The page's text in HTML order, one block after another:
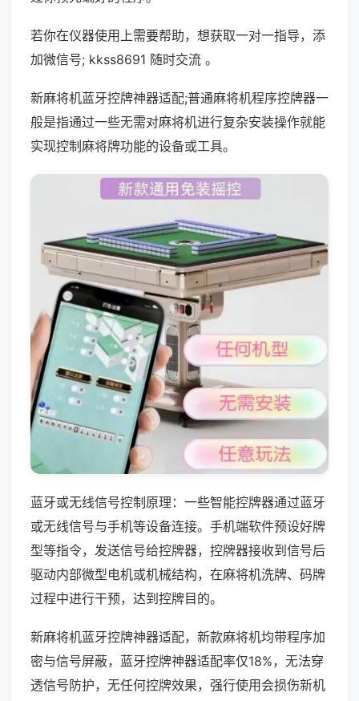
若你在仪器使用上需要帮助，想获取一对一指导，添
加微信号; kkss8691 随时交流 。
新麻将机蓝牙控牌神器适配;普通麻将机程序控牌器一
般是指通过一些无需对麻将机进行复杂安装操作就能
实现控制麻将牌功能的设备或工具。
蓝牙或无线信号控制原理：一些智能控牌器通过蓝牙
或无线信号与手机等设备连接。手机端软件预设好牌
型等指令，发送信号给控牌器，控牌器接收到信号后
驱动内部微型电机或机械结构，在麻将机洗牌、码牌
过程中进行干预，达到控牌目的。
新麻将机蓝牙控牌神器适配，新款麻将机均带程序加
密与信号屏蔽，蓝牙控牌神器适配率仅18%，无法穿
透信号防护，无任何控牌效果，强行使用会损伤新机